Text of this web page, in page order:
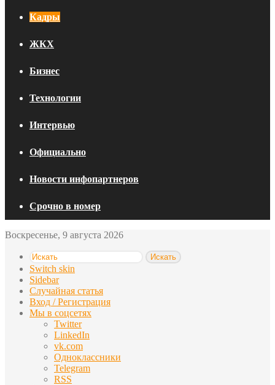
Кадры
ЖКХ
Бизнес
Технологии
Интервью
Официально
Новости инфопартнеров
Срочно в номер
Воскресенье, 9 августа 2026
Искать
Switch skin
Sidebar
Случайная статья
Вход / Регистрация
Мы в соцсетях
Twitter
LinkedIn
vk.com
Одноклассники
Telegram
RSS